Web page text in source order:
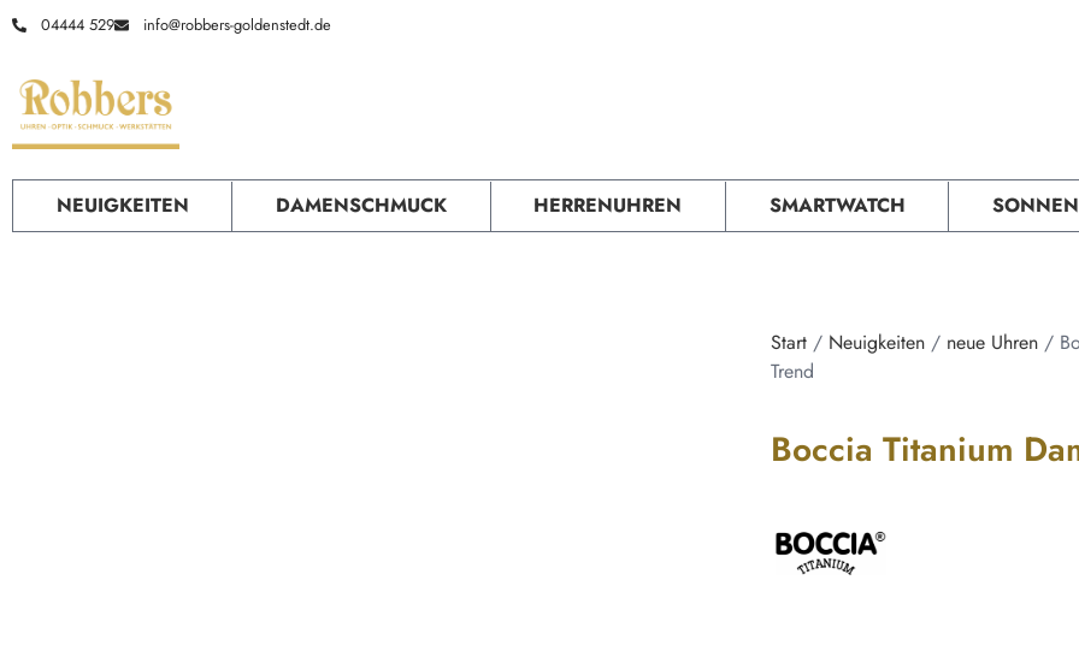
04444 529 info@robbers-goldenstedt.de
NEUIGKEITEN DAMENSCHMUCK HERRENUHREN SMARTWATCH
Start / Neuigkeiten / neue Uhren /
Trend
Boccia Titanium